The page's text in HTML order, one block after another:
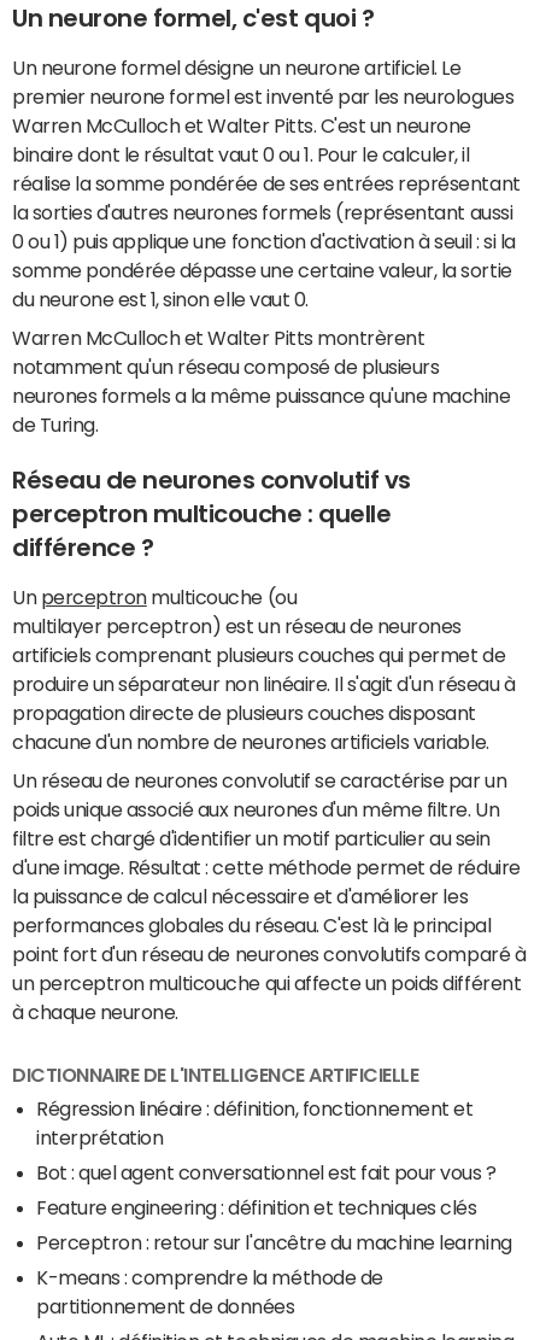
Un neurone formel, c'est quoi ?
Un neurone formel désigne un neurone artificiel. Le
premier neurone formel est inventé par les neurologues
Warren McCulloch et Walter Pitts. C'est un neurone
binaire dont le résultat vaut 0 ou 1. Pour le calculer, il
réalise la somme pondérée de ses entrées représentant
la sorties d'autres neurones formels (représentant aussi
0 ou 1) puis applique une fonction d'activation à seuil : si la
somme pondérée dépasse une certaine valeur, la sortie
du neurone est 1, sinon elle vaut 0.
Warren McCulloch et Walter Pitts montrèrent
notamment qu'un réseau composé de plusieurs
neurones formels a la même puissance qu'une machine
de Turing.
Réseau de neurones convolutif vs
perceptron multicouche : quelle
différence ?
Un perceptronmulticouche (ou
multilayer perceptron) est un réseau de neurones
artificiels comprenant plusieurs couches qui permet de
produire un séparateur non linéaire. Il s'agit d'un réseau à
propagation directe de plusieurs couches disposant
chacune d'un nombre de neurones artificiels variable.
Un réseau de neurones convolutif se caractérise par un
poids unique associé aux neurones d'un même filtre. Un
filtre est chargé d'identifier un motif particulier au sein
d'une image. Résultat : cette méthode permet de réduire
la puissance de calcul nécessaire et d'améliorer les
performances globales du réseau. C'est là le principal
point fort d'un réseau de neurones convolutifs comparé à
un perceptron multicouche qui affecte un poids différent
à chaque neurone.
DICTIONNAIRE DE L'INTELLIGENCE ARTIFICIELLE
Régression linéaire : définition, fonctionnement et
interprétation
Bot : quel agent conversationnel est fait pour vous ?
Feature engineering : définition et techniques clés
Perceptron : retour sur l'ancêtre du machine learning
K-means : comprendre la méthode de
partitionnement de données